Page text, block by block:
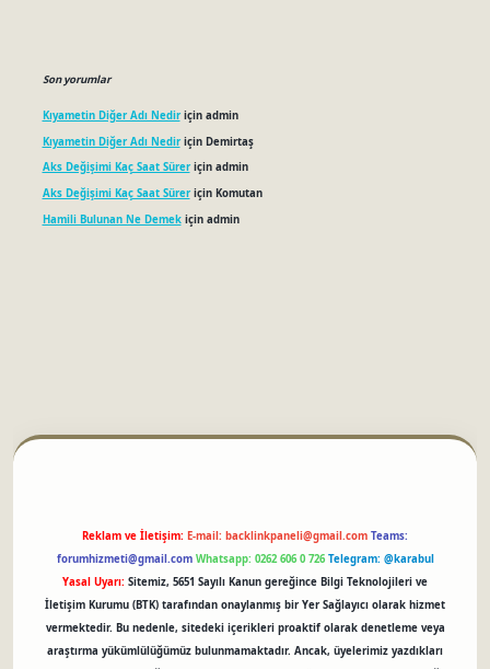
Son yorumlar
Kıyametin Diğer Adı Nediriçin admin
Kıyametin Diğer Adı Nediriçin Demirtaş
Aks Değişimi Kaç Saat Süreriçin admin
Aks Değişimi Kaç Saat Süreriçin Komutan
Hamili Bulunan Ne Demekiçin admin
Reklam ve İletişim: E-mail: backlinkpaneli@gmail.com Teams:
forumhizmeti@gmail.com Whatsapp: 0262 606 0 726 Telegram: @karabul
Yasal Uyarı: Sitemiz, 5651 Sayılı Kanun gereğince Bilgi Teknolojileri ve
İletişim Kurumu (BTK) tarafından onaylanmış bir Yer Sağlayıcı olarak hizmet
vermektedir. Bu nedenle, sitedeki içerikleri proaktif olarak denetleme veya
araştırma yükümlülüğümüz bulunmamaktadır. Ancak, üyelerimiz yazdıkları